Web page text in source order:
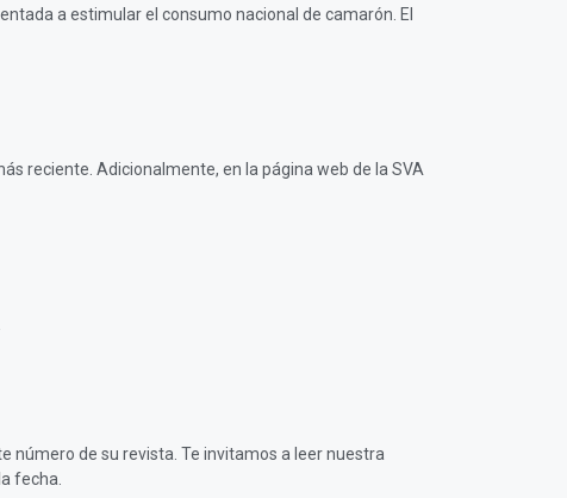
a estimular el consumo nacional de camarón. El
reciente. Adicionalmente, en la página web de la SVA
número de su revista. Te invitamos a leer nuestra
fecha.